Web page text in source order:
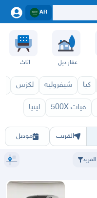
AR
عقار ديل اثاث
كيا شيفروليه لكزس
فيات 500X لينيا
تبوك القصيمحائل أبها الباحة
القريب موديل
فيات 2027 فيات 2026
المزيد